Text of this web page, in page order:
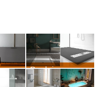
Poalgi – Duschtasse – Gneis